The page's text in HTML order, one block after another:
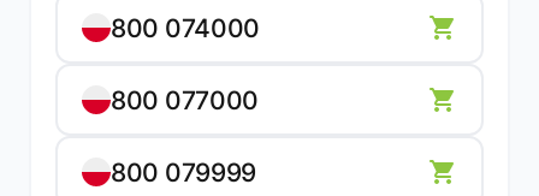
800 074000
800 077000
800 079999